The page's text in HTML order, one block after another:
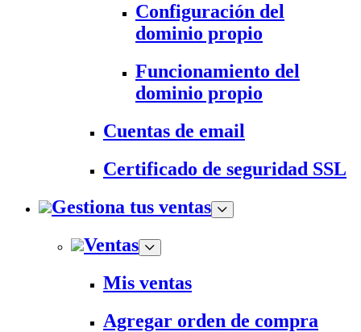
Configuración del
dominio propio
Funcionamiento del
dominio propio
Cuentas de email
Certificado de seguridad SSL
Gestiona tus ventas
Ventas
Mis ventas
Agregar orden de compra